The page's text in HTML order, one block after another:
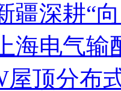
疆深耕“
上海电气
屋顶分布